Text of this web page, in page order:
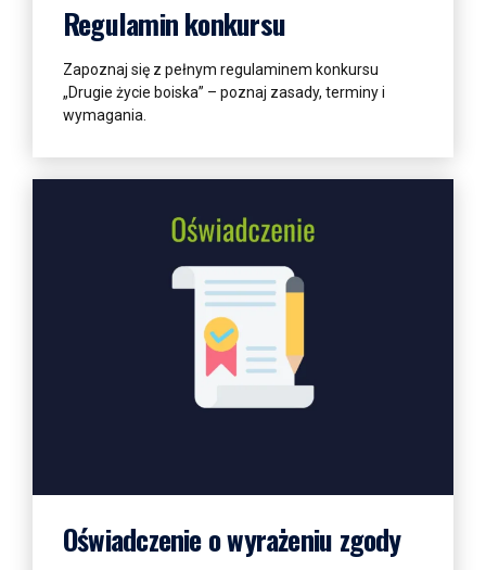
Regulamin konkursu
Zapoznaj się z pełnym regulaminem konkursu
„Drugie życie boiska” – poznaj zasady, terminy i
wymagania.
Oświadczenie o wyrażeniu zgody